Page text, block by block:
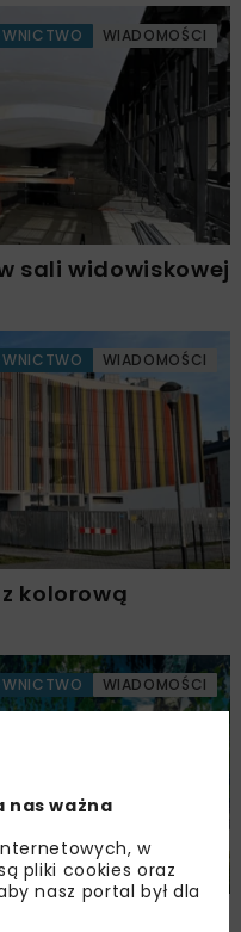
WIADOMOŚCI
sali widowiskowej
WIADOMOŚCI
kolorową
WIADOMOŚCI
przy elewacji
nas ważna
w
pliki cookies oraz
nasz portal był dla